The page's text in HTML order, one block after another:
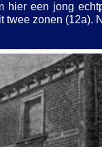
hier een jong
twee zonen